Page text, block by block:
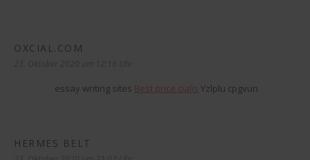
OXCIAL.COM
essay writing sites Best price cialis Yzlplu cpgvun
HERMES BELT